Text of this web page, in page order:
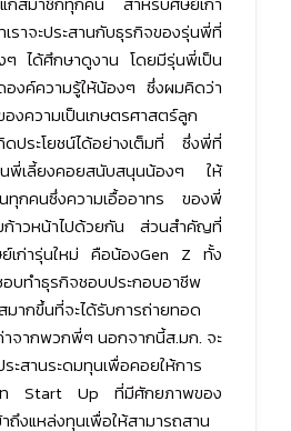
ราจะประสานกับธุรกิจของรุ่นพี่ที่
ๆ ได้ศึกษาดูงาน โดยมีรุ่นพี่เป็น
งค์ความรู้ให้น้องๆ ซึ่งผมคิดว่า
องความเป็นเกษตรศาสตร์ลูก
ประโยชน์ได้อย่างเต็มที่ ซึ่งพี่ที่
นพี่เลี้ยงคอยสนับสนุนน้องๆ ให้
ทุกคนซึ่งความเอื้ออาทร ของพี่
ก้าวหน้าไปด้วยกัน ส่วนสำคัญที่
ย์เก่ารุ่นใหม่ คือน้องGen Z ทั้ง
บทำธุรกิจชอบประกอบอาชีพ
มากขึ้นที่จะได้รับการถ่ายทอด
จากพวกพี่ๆ นอกจากนี้ส.มก. จะ
ะสานระดมทุนเพื่อคอยให้การ
ท Start Up ที่มีศักยภาพของ
ถึงแหล่งทุนเพื่อให้สามารถสาน